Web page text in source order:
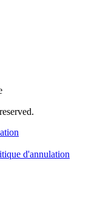
d'annulation